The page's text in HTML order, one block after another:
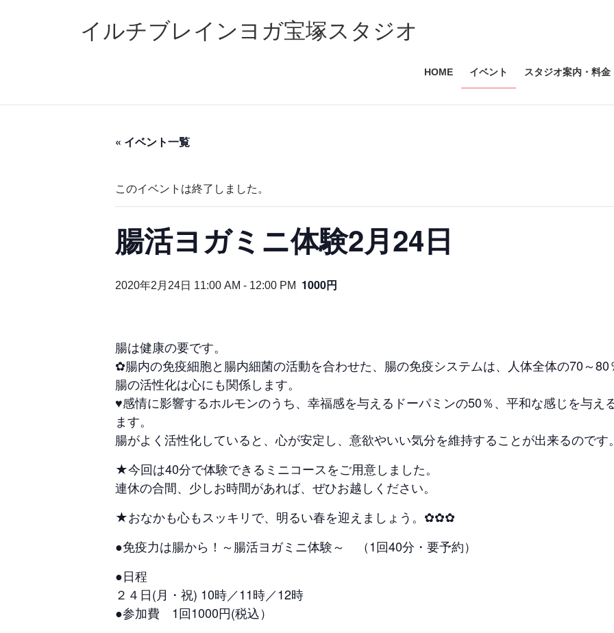
イルチブレインヨガ宝塚スタジオ
HOME イベント スタジオ案内・料金
« イベント一覧
このイベントは終了しました。
腸活ヨガミニ体験2月24日
2020年2月24日 11:00 AM - 12:00 PM 1000円
腸は健康の要です。
✿腸内の免疫細胞と腸内細菌の活動を合わせた、腸の免疫システムは、人体全体の70～80
腸の活性化は心にも関係します。
♥感情に影響するホルモンのうち、幸福感を与えるドーパミンの50％、平和な感じを与え
ます。
腸がよく活性化していると、心が安定し、意欲やいい気分を維持することが出来るのです。
★今回は40分で体験できるミニコースをご用意しました。
連休の合間、少しお時間があれば、ぜひお越しください。
★おなかも心もスッキリで、明るい春を迎えましょう。✿✿✿
●免疫力は腸から！～腸活ヨガミニ体験～ （1回40分・要予約）
●日程
２４日(月・祝) 10時／11時／12時
●参加費 1回1000円(税込）